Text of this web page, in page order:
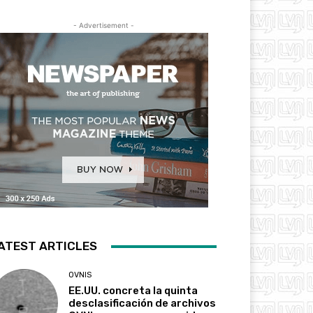
- Advertisement -
ARTICLES
OVNIS
EE.UU. concreta la quinta
desclasificación de archivos